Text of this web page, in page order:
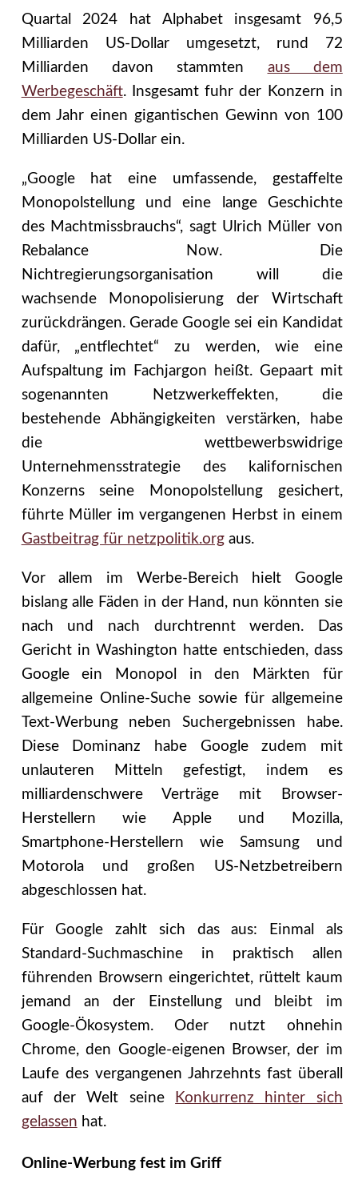
Quartal 2024 hat Alphabet insgesamt 96,5
Milliarden US-Dollar umgesetzt, rund 72
Milliarden davon stammten aus dem
Werbegeschäft. Insgesamt fuhr der Konzern in
dem Jahr einen gigantischen Gewinn von 100
Milliarden US-Dollar ein.
„Google hat eine umfassende, gestaffelte
Monopolstellung und eine lange Geschichte
des Machtmissbrauchs“, sagt Ulrich Müller von
Rebalance Now. Die
Nichtregierungsorganisation will die
wachsende Monopolisierung der Wirtschaft
zurückdrängen. Gerade Google sei ein Kandidat
dafür, „entflechtet“ zu werden, wie eine
Aufspaltung im Fachjargon heißt. Gepaart mit
sogenannten Netzwerkeffekten, die
bestehende Abhängigkeiten verstärken, habe
die wettbewerbswidrige
Unternehmensstrategie des kalifornischen
Konzerns seine Monopolstellung gesichert,
führte Müller im vergangenen Herbst in einem
Gastbeitrag für netzpolitik.orgaus.
Vor allem im Werbe-Bereich hielt Google
bislang alle Fäden in der Hand, nun könnten sie
nach und nach durchtrennt werden. Das
Gericht in Washington hatte entschieden, dass
Google ein Monopol in den Märkten für
allgemeine Online-Suche sowie für allgemeine
Text-Werbung neben Suchergebnissen habe.
Diese Dominanz habe Google zudem mit
unlauteren Mitteln gefestigt, indem es
milliardenschwere Verträge mit Browser-
Herstellern wie Apple und Mozilla,
Smartphone-Herstellern wie Samsung und
Motorola und großen US-Netzbetreibern
abgeschlossen hat.
Für Google zahlt sich das aus: Einmal als
Standard-Suchmaschine in praktisch allen
führenden Browsern eingerichtet, rüttelt kaum
jemand an der Einstellung und bleibt im
Google-Ökosystem. Oder nutzt ohnehin
Chrome, den Google-eigenen Browser, der im
Laufe des vergangenen Jahrzehnts fast überall
auf der Welt seine
Konkurrenz hinter sich
gelassen hat.
Online-Werbung fest im Griff